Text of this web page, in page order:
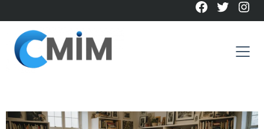
to
content
Facebook
Twitter